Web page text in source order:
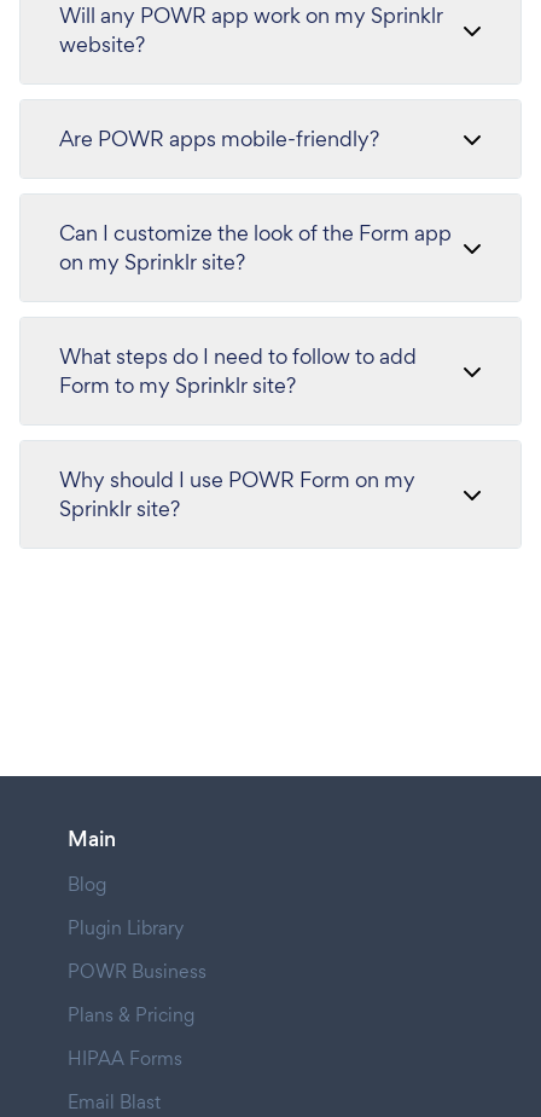
Will any POWR app work on my Sprinklr
website?
Are POWR apps mobile-friendly?
Can I customize the look of the Form app
on my Sprinklr site?
What steps do I need to follow to add
Form to my Sprinklr site?
Why should I use POWR Form on my
Sprinklr site?
Main
Blog
Plugin Library
POWR Business
Plans & Pricing
HIPAA Forms
Email Blast